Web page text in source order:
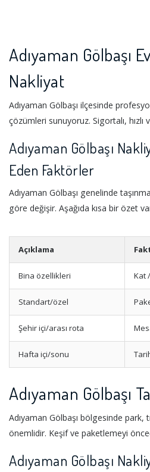
Adıyaman Gölbaşı
Nakliyat
Adıyaman Gölbaşı ilçesinde
çözümleri sunuyoruz. Sigortalı, hızlı
Adıyaman Gölbaşı
Eden Faktörler
Adıyaman Gölbaşı genelinde
göre değişir. Aşağıda kısa bir özet
Açıklama
Bina özellikleri Kat
Standart/özel
Şehir içi/arası rota
Hafta içi/sonu
Adıyaman Gölbaşı
Adıyaman Gölbaşı bölgesinde park,
önemlidir. Keşif ve paketlemeyi
Adıyaman Gölbaşı